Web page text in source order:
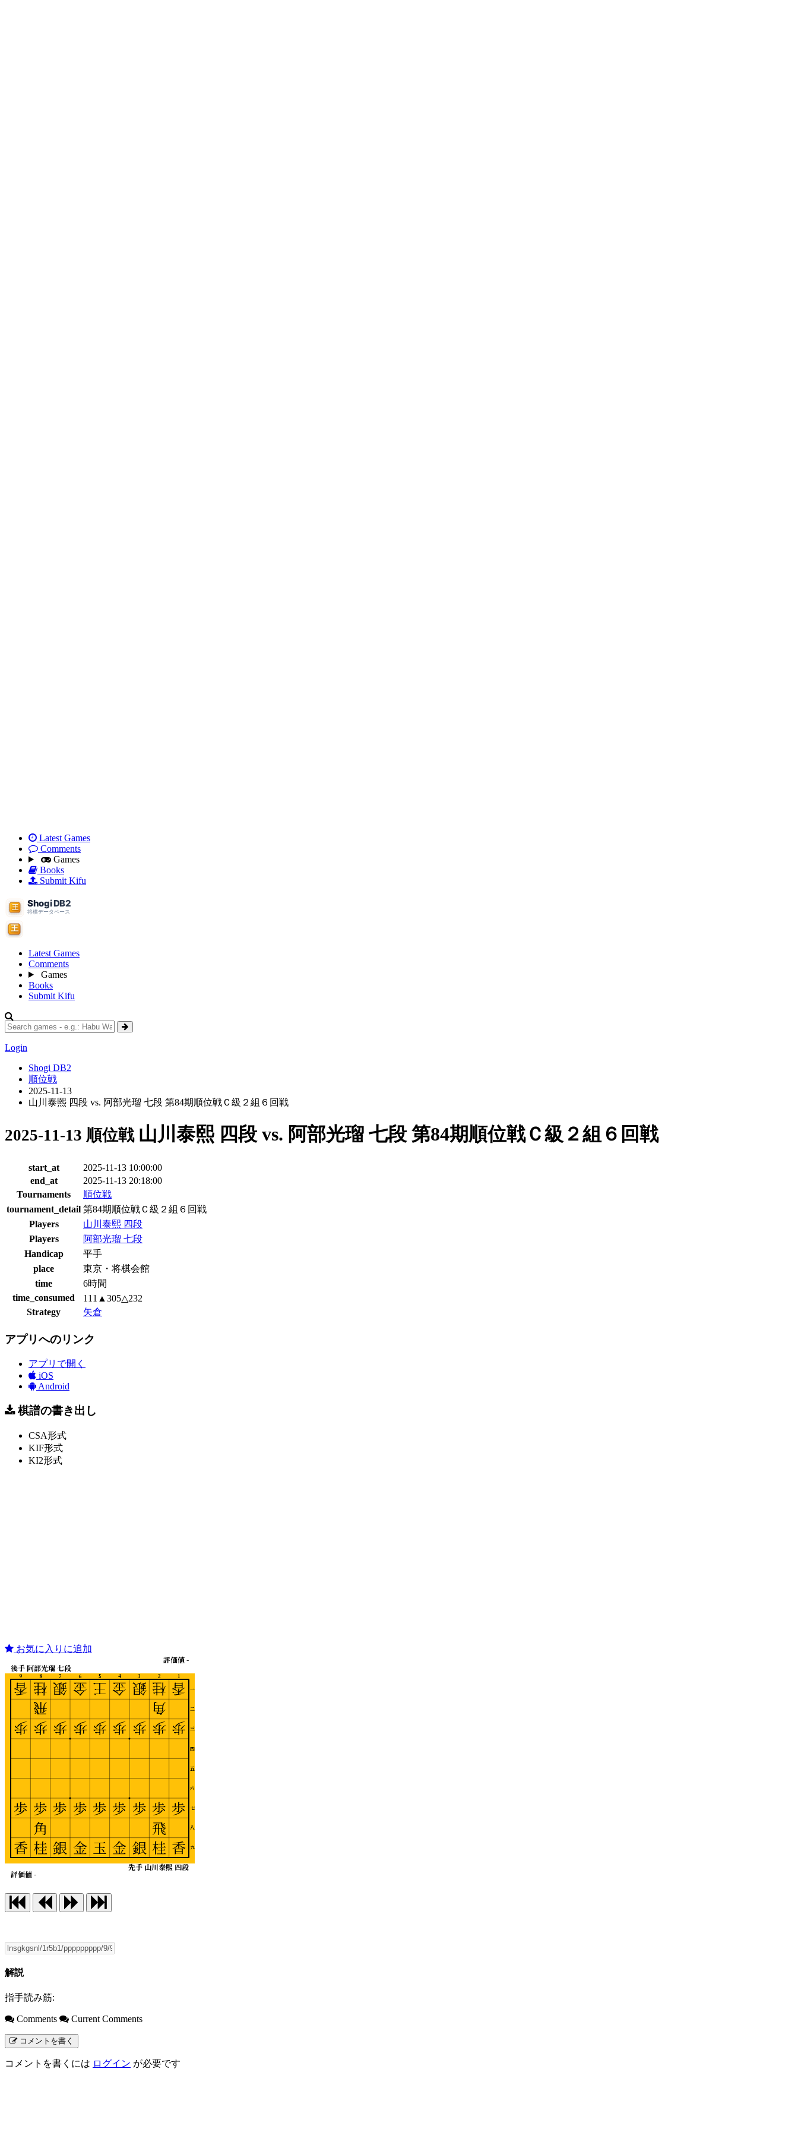
Latest Games
Comments
Games
Books
Submit Kifu
Latest Games
Comments
Games
Books
Submit Kifu
Login
Shogi DB2
順位戦
2025-11-13
山川泰熙 四段 vs. 阿部光瑠 七段 第84期順位戦Ｃ級２組６回戦
2025-11-13 順位戦 山川泰熙 四段 vs. 阿部光瑠 七段 第84期順位戦Ｃ級２組６回戦
start_at
2025-11-13 10:00:00
end_at
2025-11-13 20:18:00
Tournaments
順位戦
tournament_detail 第84期順位戦Ｃ級２組６回戦
Players
山川泰熙 四段
Players
阿部光瑠 七段
Handicap
平手
place
東京・将棋会館
time
6時間
time_consumed
111▲305△232
Strategy
矢倉
アプリへのリンク
アプリで開く
iOS
Android
棋譜の書き出し
CSA形式
KIF形式
KI2形式
お気に入りに追加
1
2
3
4
5
6
7
8
9
一
二
三
四
五
六
七
八
九
先手 山川泰熙 四段
後手 阿部光瑠 七段
評価値 -
評価値 -
香
歩
歩
香
桂
角
歩
歩
飛
桂
銀
歩
歩
銀
金
歩
歩
金
王
歩
歩
玉
金
歩
歩
金
銀
歩
歩
銀
桂
飛
歩
歩
角
桂
香
歩
歩
香
解説
指手読み筋:
Comments Current Comments
コメントを書く
コメントを書くには ログイン が必要です